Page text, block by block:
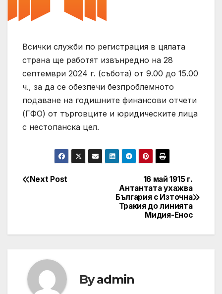
Всички служби по регистрация в цялата
страна ще работят извънредно на 28
септември 2024 г. (събота) от 9.00 до 15.00
ч., за да се обезпечи безпроблемното
подаване на годишните финансови отчети
(ГФО) от търговците и юридическите лица
с нестопанска цел.
Post
16 май 1915 г.
Антантата ухажва
България с Източна
Тракия до линията
Мидия-Енос
Next Post
Byadmin